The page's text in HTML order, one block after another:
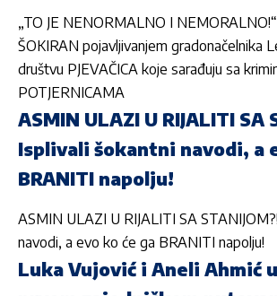
„TO JE NENORMALNO I
ŠOKIRAN pojavljivanjem gradonačelnika
društvu PJEVAČICA koje sarađuju sa
POTJERNICAMA
ASMIN ULAZI U RIJALITI SA
Isplivali šokantni navodi, a
BRANITI napolju!
ASMIN ULAZI U RIJALITI SA
navodi, a evo ko će ga BRANITI napolju!
Luka Vujović i Aneli Ahmić